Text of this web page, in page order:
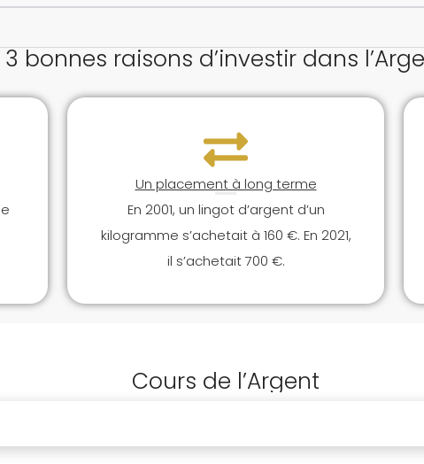
3 bonnes raisons d’investir dans
Un placement à long terme
En 2001, un lingot d’argent d’un
kilogramme s’achetait à 160 €. En 2021,
il s’achetait 700 €.
Cours de l’Argent